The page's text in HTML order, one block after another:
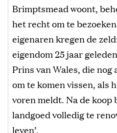
Brimptsmead woont,
het recht om te
eigenaren kregen de
eigendom 25 jaar
Prins van Wales, die
om te komen vissen, als
voren meldt. Na de koop
landgoed volledig te
leven’.